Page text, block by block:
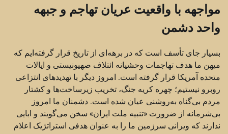
مواجهه با واقعیت عریان تهاجم و جبهه
واحد دشمن
بسیار جای تأسف است که در برهه‌ای از تاریخ قرار گرفته‌ایم که
میهن ما هدف تهاجمات وحشیانه ائتلاف صهیونیستی و ایالات
متحده آمریکا قرار گرفته است. امروز دیگر با تهدیدهای انتزاعی
روبرو نیستیم؛ چهره کریه جنگ، تخریب زیرساخت‌ها و کشتار
مردم بی‌گناه به‌روشنی عیان شده است. دشمنان ما امروز
بی‌شرمانه از ضرورت «تنبیه ملت ایران» سخن می‌گویند و ابایی
ندارند که ویرانی سرزمین ما را به عنوان هدفی استراتژیک اعلام